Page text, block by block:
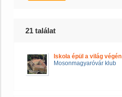
21 találat
Iskola épül a világ végén
Mosonmagyaróvár klub